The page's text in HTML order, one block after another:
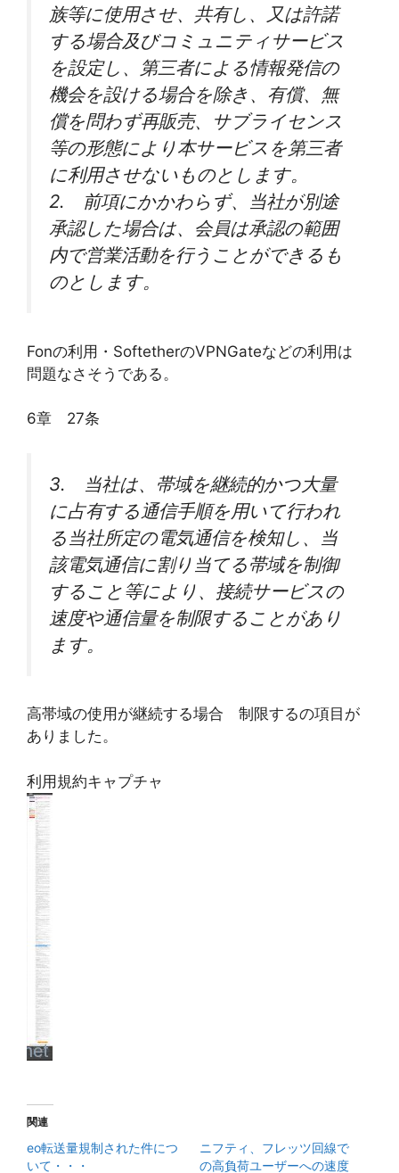
族等に使用させ、共有し、又は許諾
する場合及びコミュニティサービス
を設定し、第三者による情報発信の
機会を設ける場合を除き、有償、無
償を問わず再販売、サブライセンス
等の形態により本サービスを第三者
に利用させないものとします。
2. 前項にかかわらず、当社が別途
承認した場合は、会員は承認の範囲
内で営業活動を行うことができるも
のとします。
Fonの利用・SoftetherのVPNGateなどの利用は
問題なさそうである。
6章 27条
3. 当社は、帯域を継続的かつ大量
に占有する通信手順を用いて行われ
る当社所定の電気通信を検知し、当
該電気通信に割り当てる帯域を制御
すること等により、接続サービスの
速度や通信量を制限することがあり
ます。
高帯域の使用が継続する場合 制限するの項目が
ありました。
利用規約キャプチャ
関連
eo転送量規制された件につ
いて・・・
ニフティ、フレッツ回線で
の高負荷ユーザーへの速度